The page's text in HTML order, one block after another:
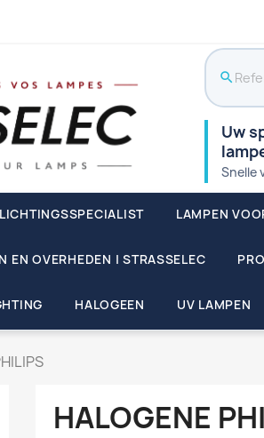
search
Uw
Snelle
LAMPEN
EN OVERHEDEN | STRASSELEC
HALOGEEN UV LAMPEN
HALOGENE